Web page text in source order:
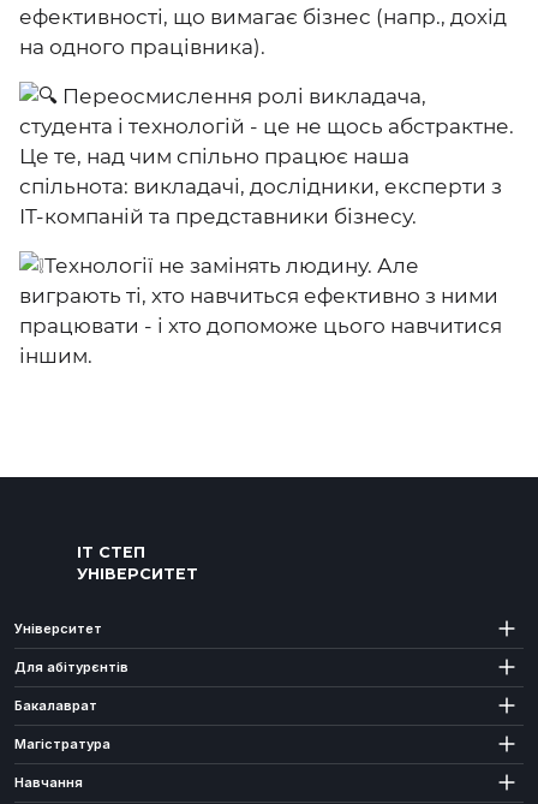
ефективності, що вимагає бізнес (напр., дохід
на одного працівника).
Переосмислення ролі викладача,
студента і технологій - це не щось абстрактне.
Це те, над чим спільно працює наша
спільнота: викладачі, дослідники, експерти з
ІТ-компаній та представники бізнесу.
Технології не замінять людину. Але
виграють ті, хто навчиться ефективно з ними
працювати - і хто допоможе цього навчитися
іншим.
ІТ СТЕП
УНІВЕРСИТЕТ
Університет
Для абітурєнтів
Бакалаврат
Магістратура
Навчання